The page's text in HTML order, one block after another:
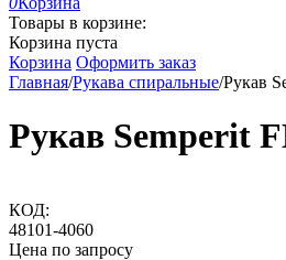
Товары в корзине:
Корзина пуста
Корзина Оформить заказ
Главная/Рукава спиральные/Рукав
Рукав Semperit
КОД:
48101-4060
Цена по запросу